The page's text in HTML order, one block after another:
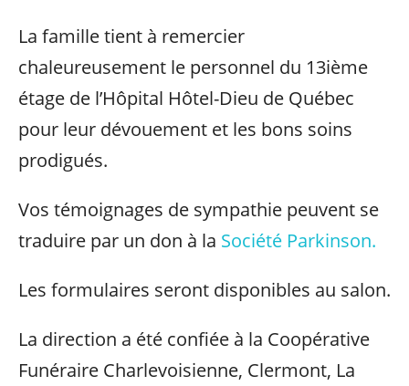
La famille tient à remercier
chaleureusement le personnel du 13ième
étage de l’Hôpital Hôtel-Dieu de Québec
pour leur dévouement et les bons soins
prodigués.
Vos témoignages de sympathie peuvent se
traduire par un don à la Société Parkinson.
Les formulaires seront disponibles au salon.
La direction a été confiée à la Coopérative
Funéraire Charlevoisienne, Clermont, La